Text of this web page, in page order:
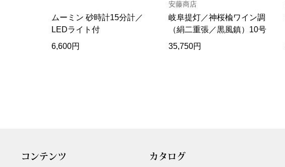
ムーミン 砂時計15分計／
LEDライト付
6,600円
安藤商店
岐阜提灯／神桜楡ワイン調
（絹二重張／黒風鎮）10号
35,750円
コンテンツ カタログ